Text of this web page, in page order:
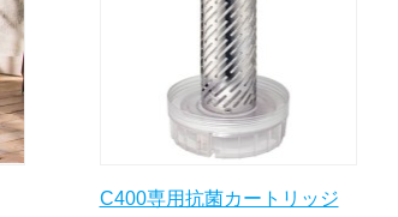
C400専用抗菌カートリッジ